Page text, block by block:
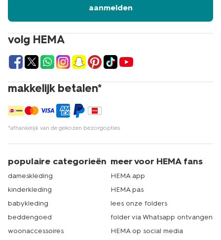
volg HEMA
makkelijk betalen*
*afhankelijk van de gekozen bezorgopties
aanmelden
populaire categorieën
dameskleding
kinderkleding
babykleding
beddengoed
woonaccessoires
meer voor HEMA fans
HEMA app
HEMA pas
lees onze folders
folder via Whatsapp ontvangen
HEMA op social media